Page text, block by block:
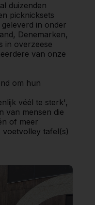
duizenden
picknicksets
in onder
Denemarken,
in overzeese
van onze
om hun
véél te sterk',
van mensen die
of meer
tafel(s)